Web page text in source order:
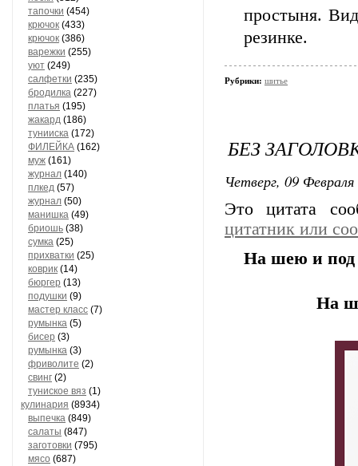
тапочки (454)
крючок (433)
крючок (386)
варежки (255)
уют (249)
салфетки (235)
бродилка (227)
платья (195)
жакард (186)
тунииска (172)
ФИЛЕЙКА (162)
муж (161)
журнал (140)
плкед (57)
журнал (50)
манишка (49)
бриошь (38)
сумка (25)
прихватки (25)
коврик (14)
бюргер (13)
подушки (9)
мастер класс (7)
румынка (5)
бисер (3)
румынка (3)
фриволите (2)
свинг (2)
туниское вяз (1)
кулинария (8934)
выпечка (849)
салаты (847)
заготовки (795)
мясо (687)
простыня.
резинке.
Рубрики: шитье
БЕЗ
Четверг, 09
Это цитата
цитатник или
На шею и
На